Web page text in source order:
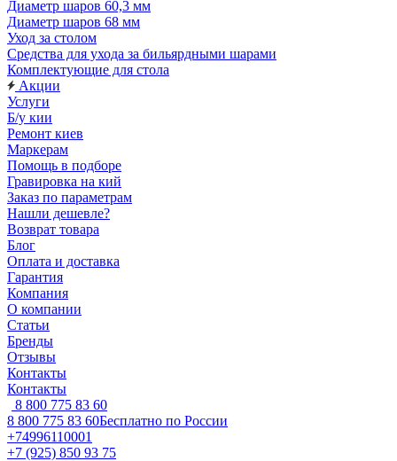
Диаметр шаров 60,3 мм
Диаметр шаров 68 мм
Уход за столом
Средства для ухода за бильярдными шарами
Комплектующие для стола
Акции
Услуги
Б/у кии
Ремонт киев
Маркерам
Помощь в подборе
Гравировка на кий
Заказ по параметрам
Нашли дешевле?
Возврат товара
Блог
Оплата и доставка
Гарантия
Компания
О компании
Статьи
Бренды
Отзывы
Контакты
Контакты
8 800 775 83 60
8 800 775 83 60Бесплатно по России
+74996110001
+7 (925) 850 93 75